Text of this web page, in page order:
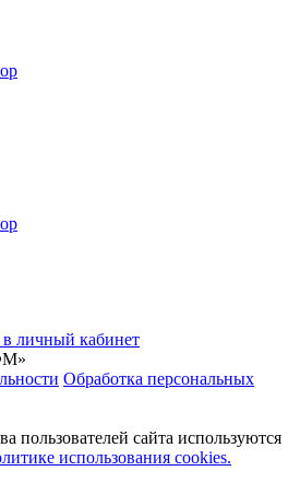
личный кабинет
Обработка персональных
пользователей сайта используются
использования cookies.